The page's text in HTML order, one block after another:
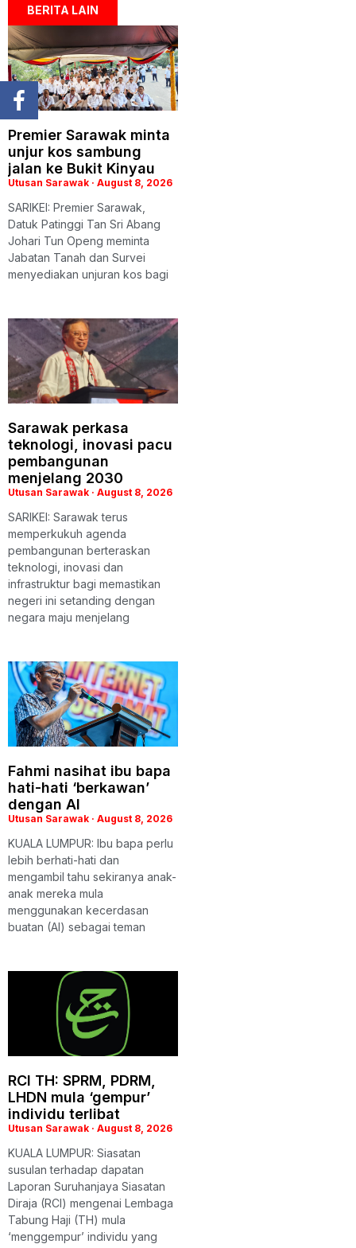
BERITA LAIN
Premier Sarawak minta
unjur kos sambung
jalan ke Bukit Kinyau
Utusan Sarawak August 8, 2026
SARIKEI: Premier Sarawak,
Datuk Patinggi Tan Sri Abang
Johari Tun Openg meminta
Jabatan Tanah dan Survei
menyediakan unjuran kos bagi
Sarawak perkasa
teknologi, inovasi pacu
pembangunan
menjelang 2030
Utusan Sarawak August 8, 2026
SARIKEI: Sarawak terus
memperkukuh agenda
pembangunan berteraskan
teknologi, inovasi dan
infrastruktur bagi memastikan
negeri ini setanding dengan
negara maju menjelang
Fahmi nasihat ibu bapa
hati-hati ‘berkawan’
dengan AI
Utusan Sarawak August 8, 2026
KUALA LUMPUR: Ibu bapa perlu
lebih berhati-hati dan
mengambil tahu sekiranya anak-
anak mereka mula
menggunakan kecerdasan
buatan (AI) sebagai teman
RCI TH: SPRM, PDRM,
LHDN mula ‘gempur’
individu terlibat
Utusan Sarawak August 8, 2026
KUALA LUMPUR: Siasatan
susulan terhadap dapatan
Laporan Suruhanjaya Siasatan
Diraja (RCI) mengenai Lembaga
Tabung Haji (TH) mula
‘menggempur’ individu yang